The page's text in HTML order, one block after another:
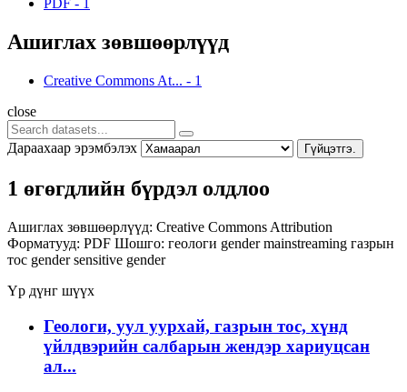
PDF - 1
Ашиглах зөвшөөрлүүд
Creative Commons At... - 1
close
Дараахаар эрэмбэлэх Гүйцэтгэ.
1 өгөгдлийн бүрдэл олдлоо
Ашиглах зөвшөөрлүүд: Creative Commons Attribution
Форматууд: PDF Шошго: геологи gender mainstreaming газрын
тос gender sensitive gender
Үр дүнг шүүх
Геологи, уул уурхай, газрын тос, хүнд
үйлдвэрийн салбарын жендэр хариуцсан
ал...